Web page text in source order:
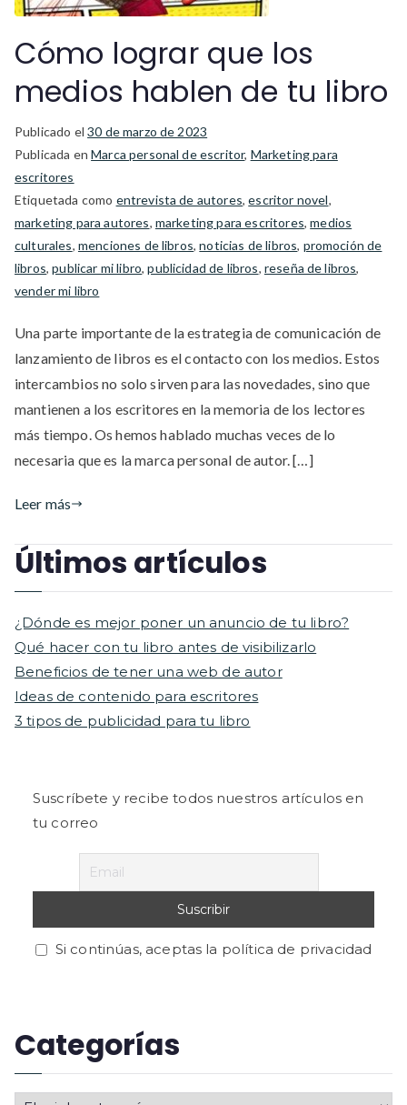
Cómo lograr que los
medios hablen de tu libro
Publicado el30 de marzo de 2023
Publicada enMarca personal de escritor, Marketing para
escritores
Etiquetada como entrevista de autores,escritor novel,
marketing para autores, marketing para escritores,medios
culturales, menciones de libros,noticias de libros, promoción de
libros,publicar mi libro,publicidad de libros, reseña de libros,
vender mi libro
Una parte importante de la estrategia de comunicación de
lanzamiento de libros es el contacto con los medios. Estos
intercambios no solo sirven para las novedades, sino que
mantienen a los escritores en la memoria de los lectores
más tiempo. Os hemos hablado muchas veces de lo
necesaria que es la marca personal de autor. […]
Leer más
Últimos artículos
¿Dónde es mejor poner un anuncio de tu libro?
Qué hacer con tu libro antes de visibilizarlo
Beneficios de tener una web de autor
Ideas de contenido para escritores
3 tipos de publicidad para tu libro
Suscríbete y recibe todos nuestros artículos en
tu correo
Si continúas, aceptas la política de privacidad
Categorías